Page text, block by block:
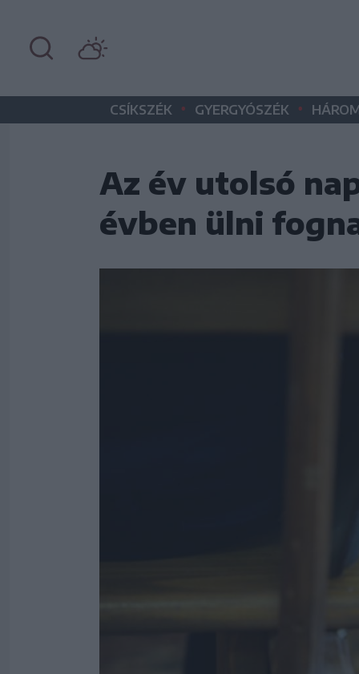
CSÍKSZÉK • GYERGYÓSZÉK •
Az év utolsó
évben ülni